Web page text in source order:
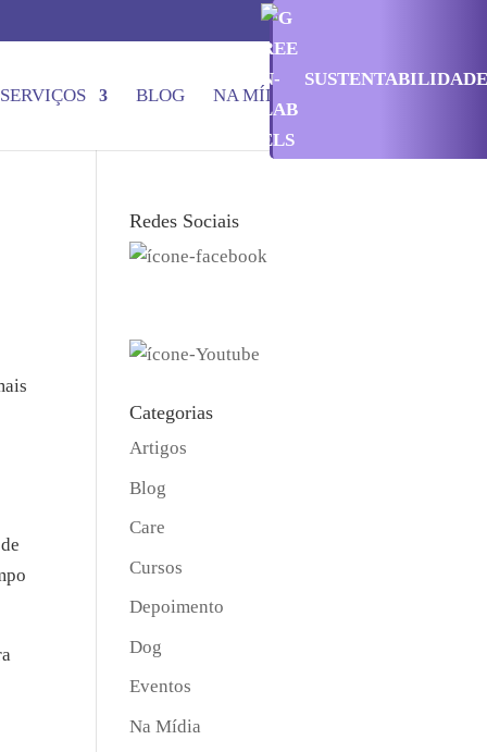
SERVIÇOS BLOG NA MÍDIA
Redes Sociais
Categorias
Artigos
Blog
Care
Cursos
Depoimento
Dog
Eventos
Na Mídia
SUSTENTABILIDADE